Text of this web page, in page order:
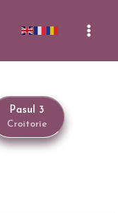
Pasul 3
Croitorie